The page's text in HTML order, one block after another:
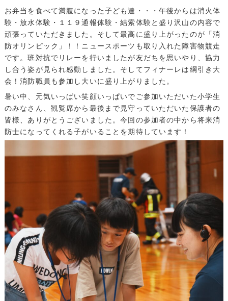
お弁当を食べて満腹になった子ども達・・・午後からは消火体
験・放水体験・１１９通報体験・結索体験と盛り沢山の内容で
頑張っていただきました。そして最高に盛り上がったのが「消
防オリンピック」！！ニュースポーツも取り入れた障害物競走
です。班対抗でリレーを行いましたが友だちを思いやり、協力
し合う姿が見られ感動しました。そしてフィナーレは綱引き大
会！消防職員も参加し大いに盛り上がりました。
暑い中、元気いっぱい笑顔いっぱいでご参加いただいた小学生
のみなさん、観覧席から最後まで見守っていただいた保護者の
皆様、ありがとうございました。今回の参加者の中から将来消
防士になってくれる子がいることを期待しています！